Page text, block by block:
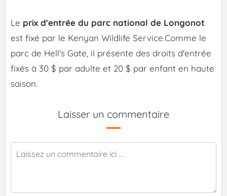
Le prix d'entrée du parc national de Longonot
est fixé par le Kenyan Wildlife Service.Comme le
parc de Hell's Gate, il présente des droits d'entrée
fixés à 30 $ par adulte et 20 $ par enfant en haute
saison.
Laisser un commentaire